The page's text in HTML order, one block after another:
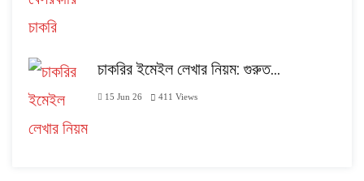
চাকরির ইমেইল লেখার নিয়ম: গুরুত…
15 Jun 26 411 Views